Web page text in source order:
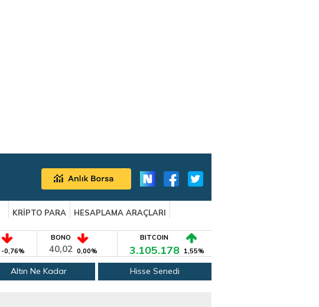
KRİPTO PARA
HESAPLAMA ARAÇLARI
-0,76%
BONO
40,02 0,00%
BITCOIN
3.105.178 1,55%
Altın Ne Kadar Hisse Senedi